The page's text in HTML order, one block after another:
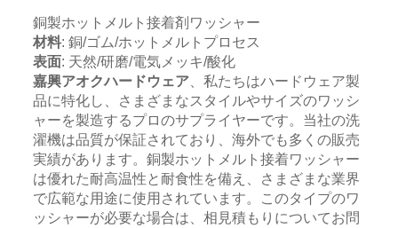
銅製ホットメルト接着剤ワッシャー
材料: 銅/ゴム/ホットメルトプロセス
表面: 天然/研磨/電気メッキ/酸化
嘉興アオクハードウェア、私たちはハードウェア製
品に特化し、さまざまなスタイルやサイズのワッシ
ャーを製造するプロのサプライヤーです。当社の洗
濯機は品質が保証されており、海外でも多くの販売
実績があります。銅製ホットメルト接着ワッシャー
は優れた耐高温性と耐食性を備え、さまざまな業界
で広範な用途に使用されています。このタイプのワ
ッシャーが必要な場合は、相見積もりについてお問